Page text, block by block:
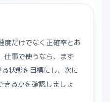
度だけでなく正確率とあ
仕事で使うなら、まず
状態を目標にし、次に
るかを確認しましょ